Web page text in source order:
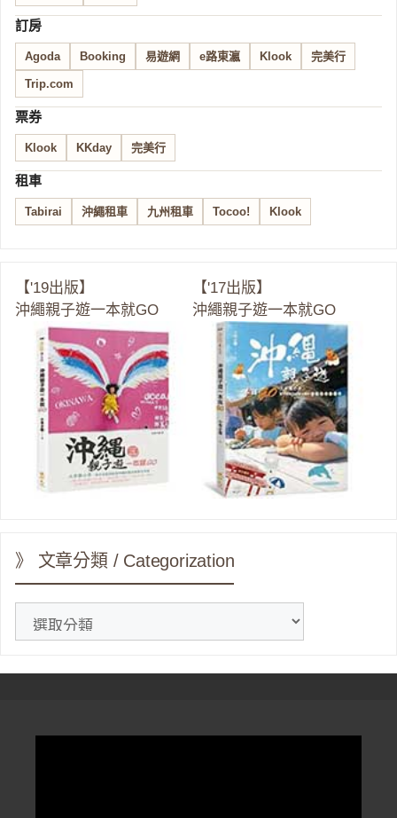
訂房
Agoda Booking 易遊網 e路東瀛 Klook 完美行
Trip.com
票券
Klook KKday 完美行
租車
Tabirai 沖繩租車 九州租車 Tocoo! Klook
【'19出版】
沖繩親子遊一本就GO
【'17出版】
沖繩親子遊一本就GO
》 文章分類 / Categorization
分